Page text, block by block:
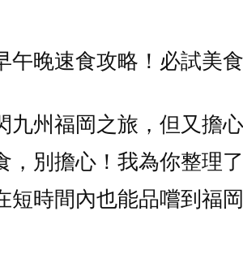
午晚速食攻略！必試美
九州福岡之旅，但又擔
，別擔心！我為你整理
短時間內也能品嚐到福